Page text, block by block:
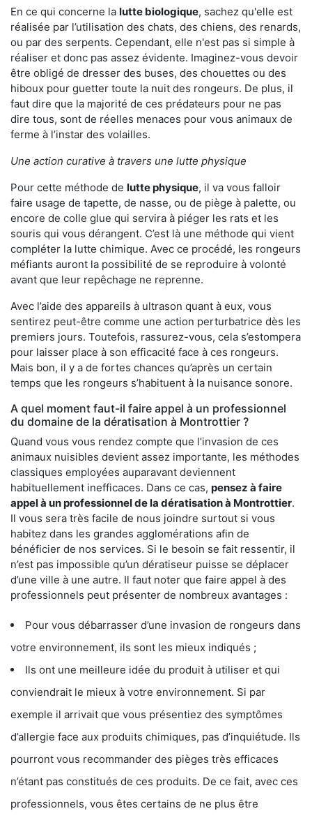
En ce qui concerne la lutte biologique, sachez qu'elle est
réalisée par l’utilisation des chats, des chiens, des renards,
ou par des serpents. Cependant, elle n'est pas si simple à
réaliser et donc pas assez évidente. Imaginez-vous devoir
être obligé de dresser des buses, des chouettes ou des
hiboux pour guetter toute la nuit des rongeurs. De plus, il
faut dire que la majorité de ces prédateurs pour ne pas
dire tous, sont de réelles menaces pour vous animaux de
ferme à l’instar des volailles.
Une action curative à travers une lutte physique
Pour cette méthode de lutte physique, il va vous falloir
faire usage de tapette, de nasse, ou de piège à palette, ou
encore de colle glue qui servira à piéger les rats et les
souris qui vous dérangent. C’est là une méthode qui vient
compléter la lutte chimique. Avec ce procédé, les rongeurs
méfiants auront la possibilité de se reproduire à volonté
avant que leur repêchage ne reprenne.
Avec l’aide des appareils à ultrason quant à eux, vous
sentirez peut-être comme une action perturbatrice dès les
premiers jours. Toutefois, rassurez-vous, cela s’estompera
pour laisser place à son efficacité face à ces rongeurs.
Mais bon, il y a de fortes chances qu’après un certain
temps que les rongeurs s’habituent à la nuisance sonore.
A quel moment faut-il faire appel à un professionnel
du domaine de la dératisation à Montrottier ?
Quand vous vous rendez compte que l’invasion de ces
animaux nuisibles devient assez importante, les méthodes
classiques employées auparavant deviennent
habituellement inefficaces. Dans ce cas, pensez à faire
appel à un professionnel de la dératisation à Montrottier.
Il vous sera très facile de nous joindre surtout si vous
habitez dans les grandes agglomérations afin de
bénéficier de nos services. Si le besoin se fait ressentir, il
n’est pas impossible qu’un dératiseur puisse se déplacer
d’une ville à une autre. Il faut noter que faire appel à des
professionnels peut présenter de nombreux avantages :
Pour vous débarrasser d’une invasion de rongeurs dans
votre environnement, ils sont les mieux indiqués ;
Ils ont une meilleure idée du produit à utiliser et qui
conviendrait le mieux à votre environnement. Si par
exemple il arrivait que vous présentiez des symptômes
d’allergie face aux produits chimiques, pas d’inquiétude. Ils
pourront vous recommander des pièges très efficaces
n’étant pas constitués de ces produits. De ce fait, avec ces
professionnels, vous êtes certains de ne plus être